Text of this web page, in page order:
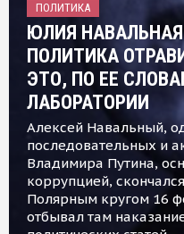
ПОЛИТИКА
ЮЛИЯ
ПОЛИТИКА
ЭТО, ПО ЕЕ
ЛАБОРАТОРИИ
Алексей Навальный,
последовательных и
Владимира Путина,
коррупцией,
Полярным кругом 16
отбывал там